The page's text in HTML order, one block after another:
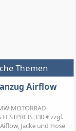
Themen
Airflow
MOTORRAD
330 € zzgl.
Jacke und Hose